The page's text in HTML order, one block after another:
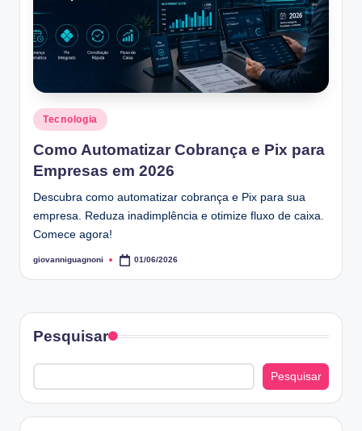
Posted
in
Tecnologia
Como Automatizar Cobrança e Pix para
Empresas em 2026
Descubra como automatizar cobrança e Pix para sua
empresa. Reduza inadimplência e otimize fluxo de caixa.
Comece agora!
Posted
giovanniguagnoni 01/06/2026
Pesquisar
Pesquisar